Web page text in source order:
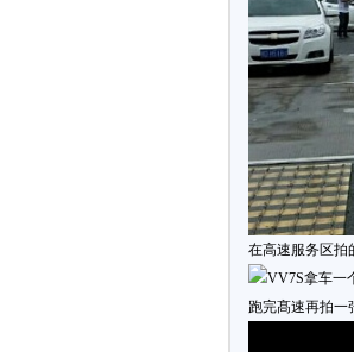
在高速服务区拍
跑完髙速再拍一